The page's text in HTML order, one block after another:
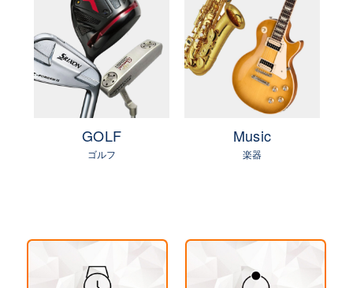
茨城県 県西地区（桜川市・筑西市・下妻市・常
総市・坂東市・結城市・古川市・境町・五霞町）
GOLF
ゴルフ
Music
楽器